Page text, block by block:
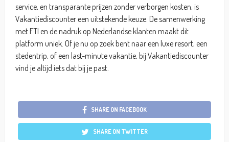
service, en transparante prijzen zonder verborgen kosten, is
Vakantiediscounter een uitstekende keuze. De samenwerking
met FTI en de nadruk op Nederlandse klanten maakt dit
platform uniek. Of je nu op zoek bent naar een luxe resort, een
stedentrip, of een last-minute vakantie, bij Vakantiediscounter
vind je altijd iets dat bij je past.
SHARE ON FACEBOOK
SHARE ON TWITTER